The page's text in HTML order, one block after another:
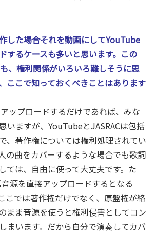
した場合それを動画にしてYouTube
するケースも多いと思います。この
、権利関係がいろいろ難しそうに思
ここで知っておくべきことはあります
ップロードするだけであれば、みな
いますが、YouTubeとJASRACは包括
、著作権については権利処理されてい
の曲をカバーするような場合でも歌詞
ては、自由に使って大丈夫です。た
源を直接アップロードするとなる
こでは著作権だけでなく、原盤権が絡
まま音源を使うと権利侵害としてコン
まいます。だから自分で演奏してカバ